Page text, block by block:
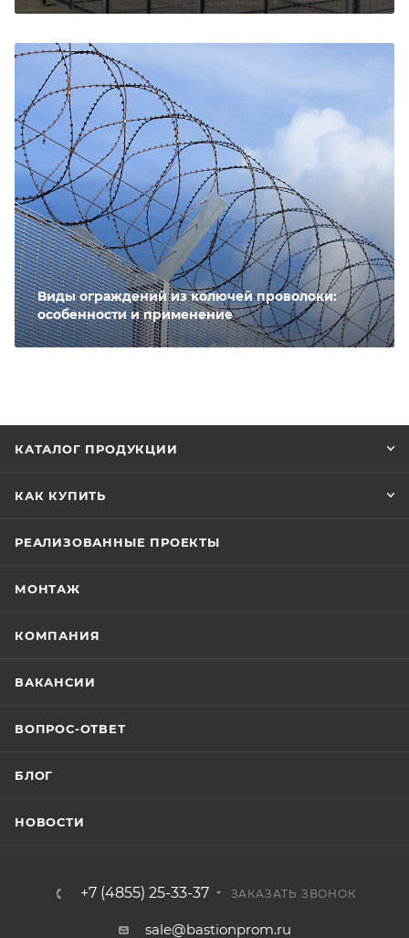
Виды ограждений из колючей проволоки:
особенности и применение
КАТАЛОГ ПРОДУКЦИИ
КАК КУПИТЬ
РЕАЛИЗОВАННЫЕ ПРОЕКТЫ
МОНТАЖ
КОМПАНИЯ
ВАКАНСИИ
ВОПРОС-ОТВЕТ
БЛОГ
НОВОСТИ
+7 (4855) 25-33-37 ЗАКАЗАТЬ ЗВОНОК
sale@bastionprom.ru